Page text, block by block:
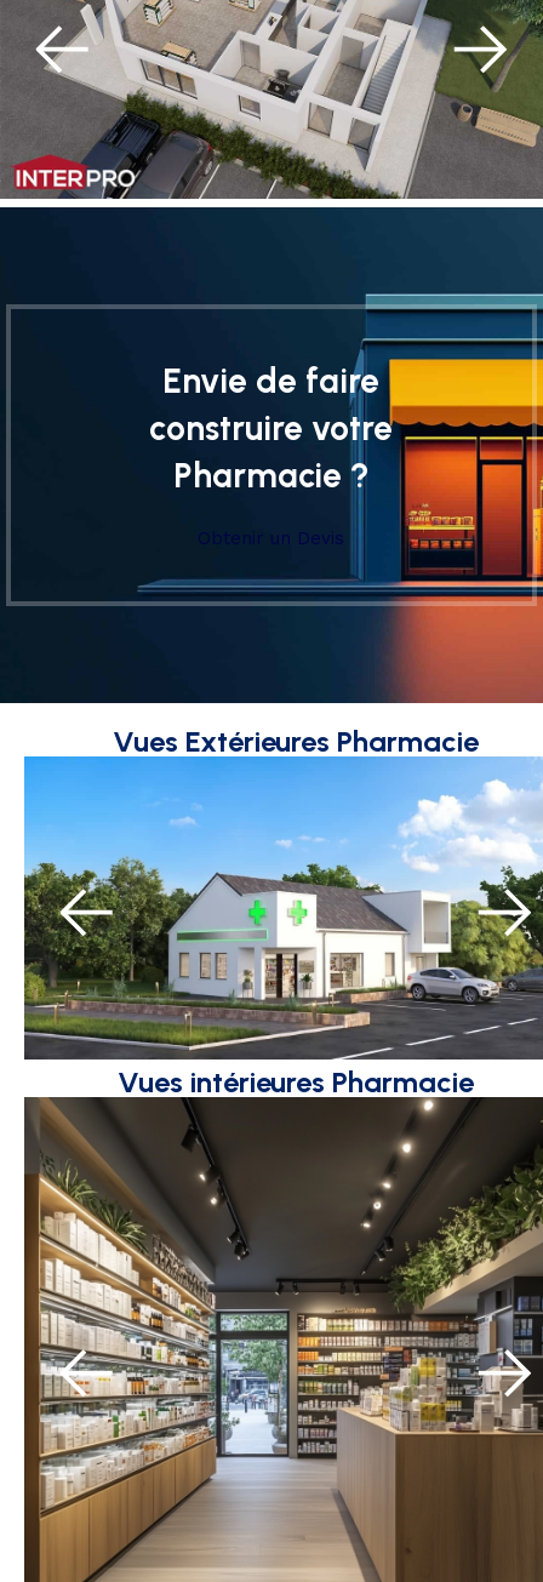
Envie de faire
construire votre
Pharmacie ?
Obtenir un Devis
Vues Extérieures Pharmacie
Vues intérieures Pharmacie